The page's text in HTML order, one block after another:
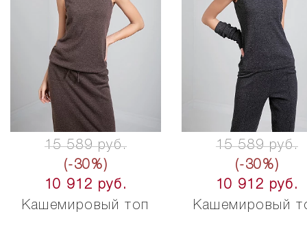
15 589 руб.
(-30%)
10 912 руб.
Кашемировый топ
15 589 руб.
(-30%)
10 912 руб.
Кашемировый